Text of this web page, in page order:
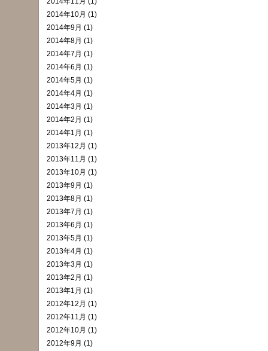
2014年10月 (1)
2014年9月 (1)
2014年8月 (1)
2014年7月 (1)
2014年6月 (1)
2014年5月 (1)
2014年4月 (1)
2014年3月 (1)
2014年2月 (1)
2014年1月 (1)
2013年12月 (1)
2013年11月 (1)
2013年10月 (1)
2013年9月 (1)
2013年8月 (1)
2013年7月 (1)
2013年6月 (1)
2013年5月 (1)
2013年4月 (1)
2013年3月 (1)
2013年2月 (1)
2013年1月 (1)
2012年12月 (1)
2012年11月 (1)
2012年10月 (1)
2012年9月 (1)